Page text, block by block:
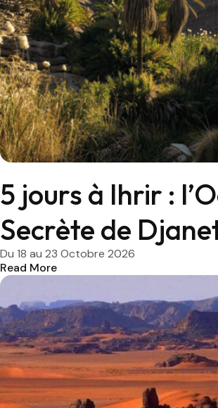
5 jours à Ihrir :
Secrète de
Du 18 au 23 Octobre 2026
Read More